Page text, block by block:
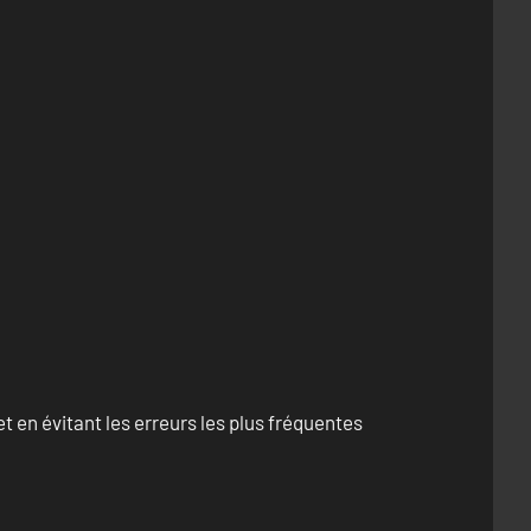
en évitant les erreurs les plus fréquentes